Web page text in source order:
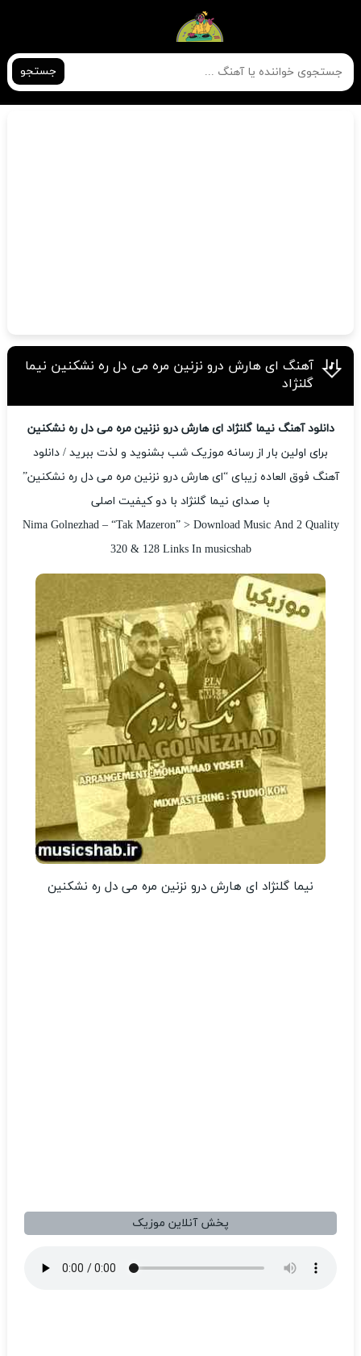
جستجو
آهنگ ای هارش درو نزنین مره می دل ره نشکنین نیما
گلنژاد
دانلود آهنگ نیما گلنژاد ای هارش درو نزنین مره می دل ره نشکنین
برای اولین بار از رسانه موزیک شب بشنوید و لذت ببرید / دانلود
آهنگ فوق العاده زیبای “ای هارش درو نزنین مره می دل ره نشکنین”
با صدای نیما گلنژاد با دو کیفیت اصلی
Nima Golnezhad – “Tak Mazeron” > Download Music And 2 Quality
320 & 128 Links In musicshab
نیما گلنژاد ای هارش درو نزنین مره می دل ره نشکنین
پخش آنلاین موزیک